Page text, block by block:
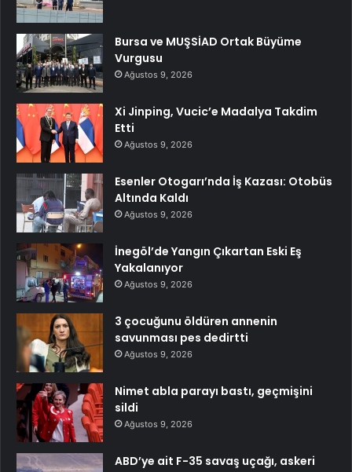
Bursa ve MUŞSİAD Ortak Büyüme
Vurgusu
Ağustos 9, 2026
Xi Jinping, Vucic’e Madalya Takdim
Etti
Ağustos 9, 2026
Esenler Otogarı’nda İş Kazası: Otobüs
Altında Kaldı
Ağustos 9, 2026
İnegöl’de Yangın Çıkartan Eski Eş
Yakalanıyor
Ağustos 9, 2026
3 çocuğunu öldüren annenin
savunması pes dedirtti
Ağustos 9, 2026
Nimet abla parayı bastı, geçmişini
sildi
Ağustos 9, 2026
ABD’ye ait F-35 savaş uçağı, askeri